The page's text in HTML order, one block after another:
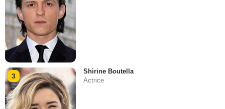
3
Shirine Boutella
Actrice